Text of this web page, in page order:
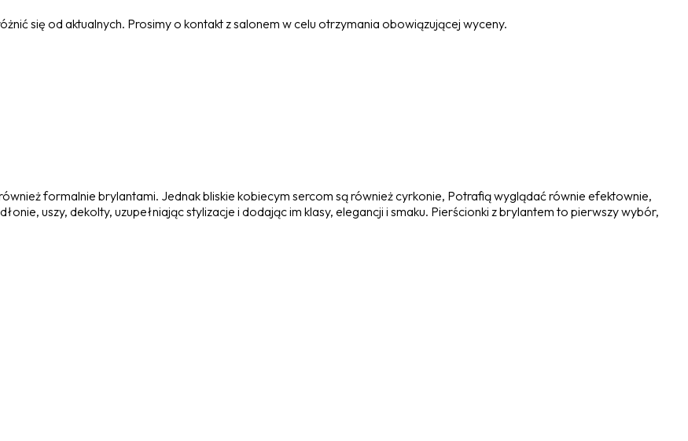
się od aktualnych. Prosimy o kontakt z salonem w celu otrzymania obowiązującej wyceny.
formalnie brylantami. Jednak bliskie kobiecym sercom są również cyrkonie, Potrafią wyglądać równie efektownie,
uszy, dekolty, uzupełniając stylizacje i dodając im klasy, elegancji i smaku. Pierścionki z brylantem to pierwszy wybór,